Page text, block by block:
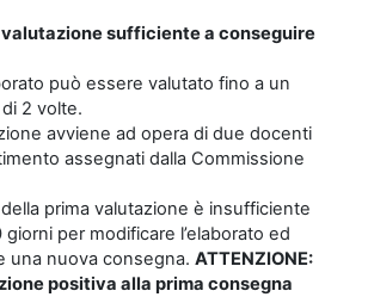
sufficiente a conseguire
può essere valutato fino a un
2 volte.
avviene ad opera di due docenti
assegnati dalla Commissione
della prima valutazione è insufficiente
per modificare l’elaborato ed
una nuova consegna. ATTENZIONE:
positiva alla prima consegna